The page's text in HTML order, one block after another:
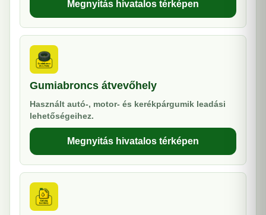
Megnyitás hivatalos térképen
Gumiabroncs átvevőhely
Használt autó-, motor- és kerékpárgumik leadási
lehetőségeihez.
Megnyitás hivatalos térképen